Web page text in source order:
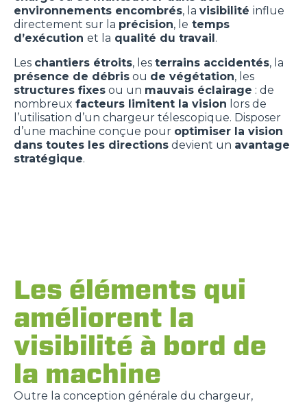
environnements encombrés, la visibilité influe
directement sur la précision, le temps
d’exécution et la qualité du travail.
Les chantiers étroits, les terrains accidentés, la
présence de débris ou de végétation, les
structures fixes ou un mauvais éclairage : de
nombreux facteurs limitent la vision lors de
l’utilisation d’un chargeur télescopique. Disposer
d’une machine conçue pour optimiser la vision
dans toutes les directions devient un avantage
stratégique.
Les éléments qui
améliorent la
visibilité à bord de
la machine
Outre la conception générale du chargeur,